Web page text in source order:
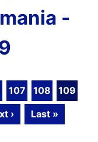
-
107 108
109
› Last »